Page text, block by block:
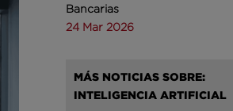
Bancarias
24 Mar 2026
MÁS NOTICIAS SOBRE:
INTELIGENCIA ARTIFICIAL